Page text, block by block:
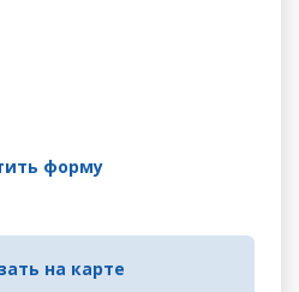
форму
на карте